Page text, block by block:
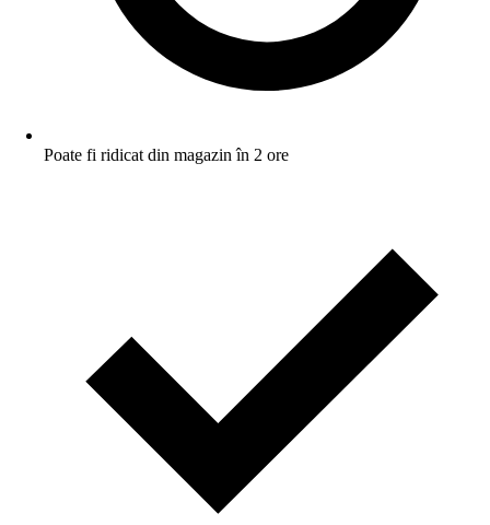
Poate fi ridicat din magazin în 2 ore